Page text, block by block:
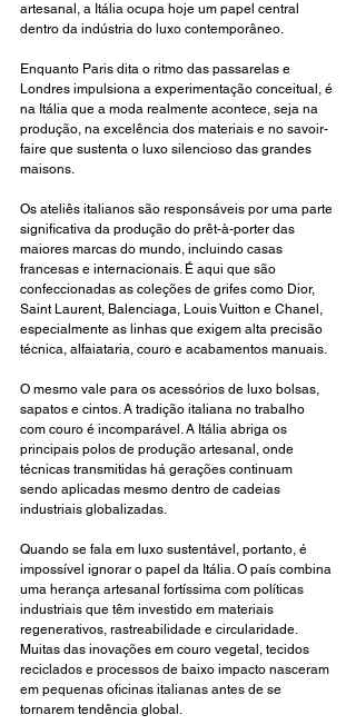
artesanal, a Itália ocupa hoje um papel central
dentro da indústria do luxo contemporâneo.
Enquanto Paris dita o ritmo das passarelas e
Londres impulsiona a experimentação conceitual, é
na Itália que a moda realmente acontece, seja na
produção, na excelência dos materiais e no savoir-
faire que sustenta o luxo silencioso das grandes
maisons.
Os ateliês italianos são responsáveis por uma parte
significativa da produção do prêt-à-porter das
maiores marcas do mundo, incluindo casas
francesas e internacionais. É aqui que são
confeccionadas as coleções de grifes como Dior,
Saint Laurent, Balenciaga, Louis Vuitton e Chanel,
especialmente as linhas que exigem alta precisão
técnica, alfaiataria, couro e acabamentos manuais.
O mesmo vale para os acessórios de luxo bolsas,
sapatos e cintos. A tradição italiana no trabalho
com couro é incomparável. A Itália abriga os
principais polos de produção artesanal, onde
técnicas transmitidas há gerações continuam
sendo aplicadas mesmo dentro de cadeias
industriais globalizadas.
Quando se fala em luxo sustentável, portanto, é
impossível ignorar o papel da Itália. O país combina
uma herança artesanal fortíssima com políticas
industriais que têm investido em materiais
regenerativos, rastreabilidade e circularidade.
Muitas das inovações em couro vegetal, tecidos
reciclados e processos de baixo impacto nasceram
em pequenas oficinas italianas antes de se
tornarem tendência global.